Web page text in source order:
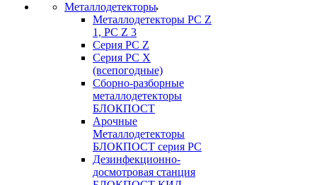
Металлодетекторы
Металлодетекторы РС Z
1, PC Z 3
Серия РС Z
Серия РС X
(всепогодные)
Сборно-разборные
металлодетекторы
БЛОКПОСТ
Арочные
Металлодетекторы
БЛОКПОСТ серия РС
Дезинфекционно-
досмотровая станция